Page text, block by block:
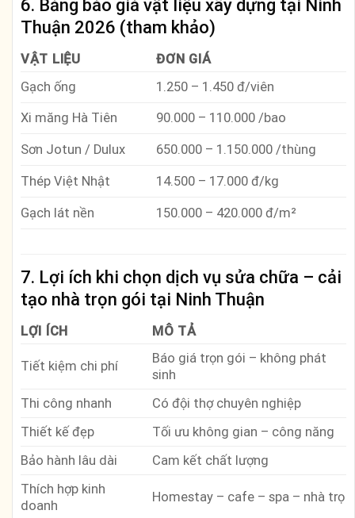
6. Bảng báo giá vật liệu xây dựng tại Ninh
Thuận 2026 (tham khảo)
VẬT LIỆU
ĐƠN GIÁ
Gạch ống
1.250 – 1.450 đ/viên
Xi măng Hà Tiên 90.000 – 110.000 /bao
Sơn Jotun / Dulux 650.000 – 1.150.000 /thùng
Thép Việt Nhật 14.500 – 17.000 đ/kg
Gạch lát nền 150.000 – 420.000 đ/m²
7. Lợi ích khi chọn dịch vụ sửa chữa – cải
tạo nhà trọn gói tại Ninh Thuận
LỢI ÍCH MÔ TẢ
Tiết kiệm chi phí
Báo giá trọn gói – không phát
sinh
Thi công nhanh
Có đội thợ chuyên nghiệp
Thiết kế đẹp
Tối ưu không gian – công năng
Bảo hành lâu dài
Cam kết chất lượng
Thích hợp kinh
doanh
Homestay – cafe – spa – nhà trọ